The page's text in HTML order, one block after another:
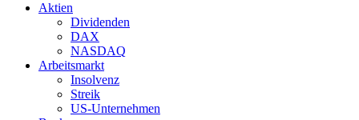
Aktien
Dividenden
DAX
NASDAQ
Arbeitsmarkt
Insolvenz
Streik
US-Unternehmen